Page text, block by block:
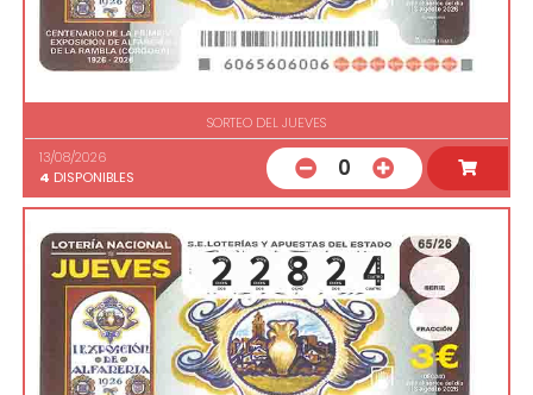
SORTEO DEL JUEVES
13/08/2026
4 DISPONIBLES 0